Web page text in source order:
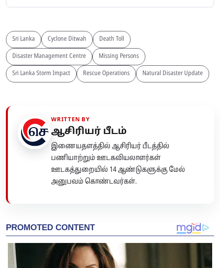
Sri Lanka Cyclone Ditwah Death Toll
Disaster Management Centre Missing Persons
Sri Lanka Storm Impact Rescue Operations Natural Disaster Update
WRITTEN BY
ஆசிரியர் பீடம்
இணையதளத்தில் ஆசிரியர் பீடத்தில்
பணியாற்றும் ஊடகவியலாளர்கள்
ஊடகத்துறையில் 14 ஆண்டுகளுக்கு மேல்
அனுபவம் கொண்டவர்கள்.